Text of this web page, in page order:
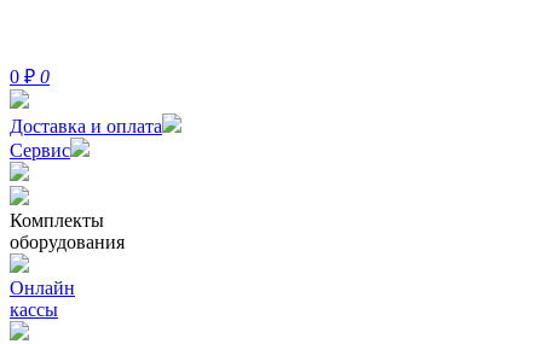
0 ₽ 0
Доставка и оплата
Сервис
Комплекты
оборудования
Онлайн
кассы